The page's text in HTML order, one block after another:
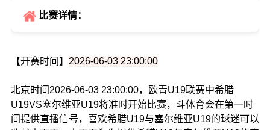
比赛详情：
【开赛时间】 2026-06-03 23:00:00
北京时间2026-06-03 23:00:00，欧青U19联赛中希腊
U19VS塞尔维亚U19将准时开始比赛，斗体育会在第一时
间提供直播信号，喜欢希腊U19与塞尔维亚U19的球迷可以